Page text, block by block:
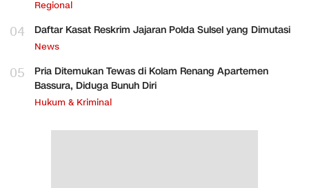
Regional
04 Daftar Kasat Reskrim Jajaran Polda Sulsel yang Dimutasi
News
05
Pria Ditemukan Tewas di Kolam Renang Apartemen
Bassura, Diduga Bunuh Diri
Hukum & Kriminal